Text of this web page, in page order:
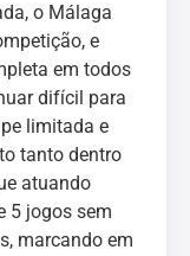
o Málaga
e
em todos
difícil para
limitada e
tanto dentro
atuando
5 jogos sem
marcando em